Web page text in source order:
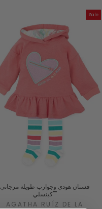
Sale
فستان هودي وجوارب طويلة مرجاني
"كينسلي"
AGATHA RUÍZ DE LA